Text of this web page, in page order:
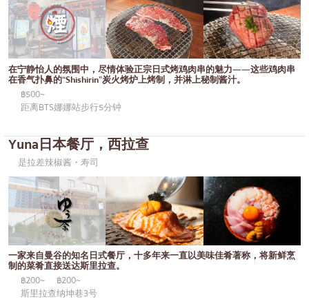
在宁静怡人的氛围中，尽情体验正宗日式烤鸡肉串的魅力——这些鸡肉串
在香气扑鼻的“Shishirin”炭火烤炉上烤制，并淋上秘制酱汁。
฿500~
距离BTS娜娜站步行5分钟
Yuna日本餐厅，西拉查
是拉差辣椒酱・寿司
一家来自曼谷的知名日式餐厅，十多年来一直以美味佳肴著称，将新鲜烹
制的菜肴直接送达斯里拉查。
฿200~
฿200~
斯里拉查纳坤巷3号